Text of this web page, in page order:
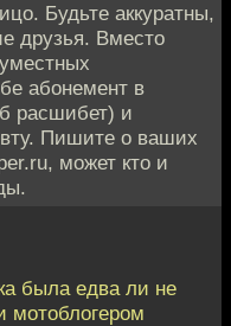
Будьте аккуратны,
друзья. Вместо
абонемент в
расшибет) и
Пишите о ваших
может кто и
была едва ли не
мотоблогером